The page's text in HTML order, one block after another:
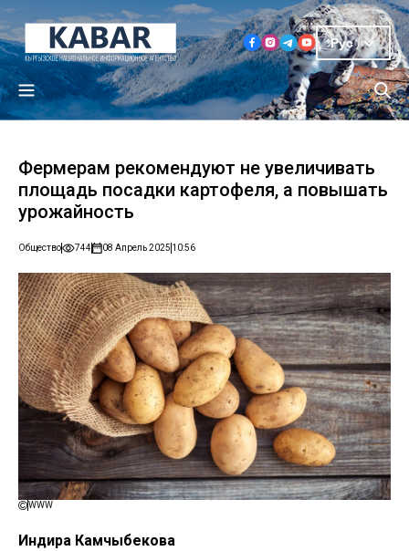
Рус
Фермерам рекомендуют не увеличивать
площадь посадки картофеля, а повышать
урожайность
Общество 744 08 Апрель 2025 10:56
WWW
Индира Камчыбекова